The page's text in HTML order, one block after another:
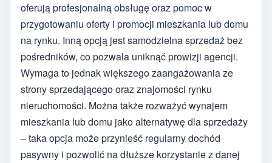
oferują profesjonalną obsługę oraz pomoc w
przygotowaniu oferty i promocji mieszkania lub domu
na rynku. Inną opcją jest samodzielna sprzedaż bez
pośredników, co pozwala uniknąć prowizji agencji.
Wymaga to jednak większego zaangażowania ze
strony sprzedającego oraz znajomości rynku
nieruchomości. Można także rozważyć wynajem
mieszkania lub domu jako alternatywę dla sprzedaży
– taka opcja może przynieść regularny dochód
pasywny i pozwolić na dłuższe korzystanie z danej